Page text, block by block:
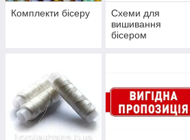
Комплекти бісеру
Схеми для
вишивання
бісером